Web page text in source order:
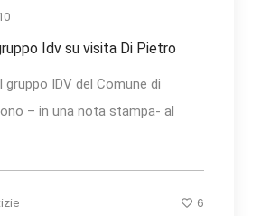
Idv su visita Di Pietro
gruppo IDV del Comune di
– in una nota stampa- al
6